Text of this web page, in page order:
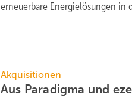
erneuerbare Energielösungen in
Akquisitionen
Aus Paradigma und